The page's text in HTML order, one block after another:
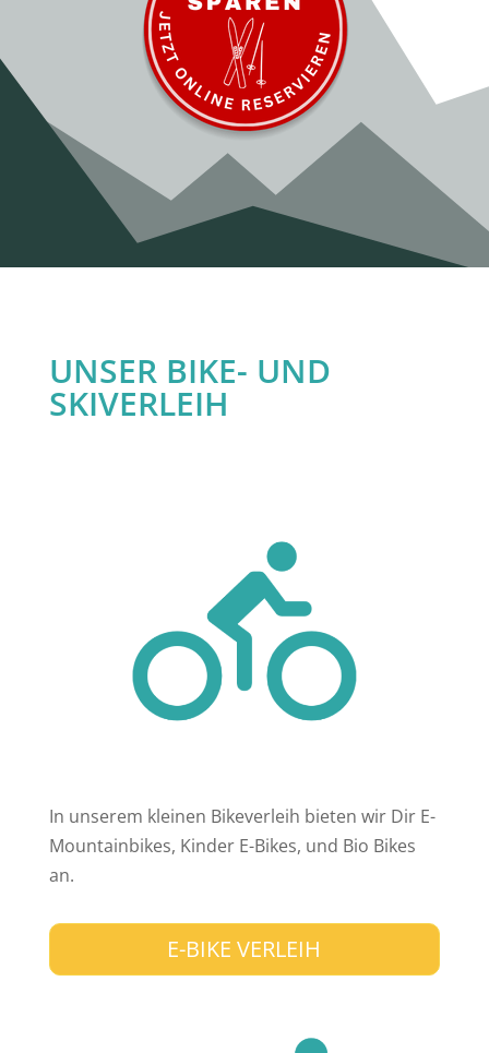
UNSER BIKE- UND
SKIVERLEIH
In unserem kleinen Bikeverleih bieten wir Dir E-
Mountainbikes, Kinder E-Bikes, und Bio Bikes
an.
E-BIKE VERLEIH